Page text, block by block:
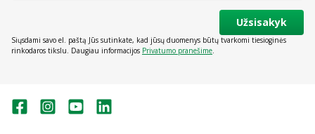
Užsisakyk
Siųsdami savo el. paštą Jūs sutinkate, kad jūsų duomenys būtų tvarkomi tiesioginės
rinkodaros tikslu. Daugiau informacijos Privatumo pranešime.